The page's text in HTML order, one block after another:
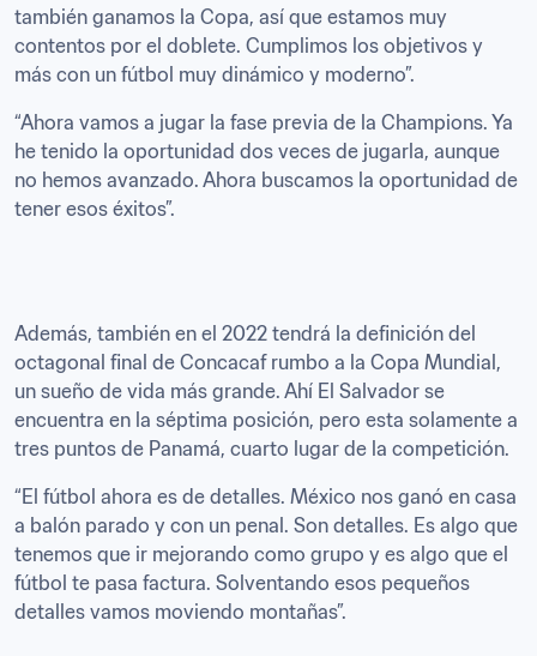
también ganamos la Copa, así que estamos muy
contentos por el doblete. Cumplimos los objetivos y
más con un fútbol muy dinámico y moderno”.
“Ahora vamos a jugar la fase previa de la Champions. Ya
he tenido la oportunidad dos veces de jugarla, aunque
no hemos avanzado. Ahora buscamos la oportunidad de
tener esos éxitos”.
Además, también en el 2022 tendrá la definición del
octagonal final de Concacaf rumbo a la Copa Mundial,
un sueño de vida más grande. Ahí El Salvador se
encuentra en la séptima posición, pero esta solamente a
tres puntos de Panamá, cuarto lugar de la competición.
“El fútbol ahora es de detalles. México nos ganó en casa
a balón parado y con un penal. Son detalles. Es algo que
tenemos que ir mejorando como grupo y es algo que el
fútbol te pasa factura. Solventando esos pequeños
detalles vamos moviendo montañas”.